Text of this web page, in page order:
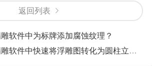
返回列表
软件中为标牌添加腐蚀纹理？
软件中快速将浮雕图转化为圆柱立体图形？